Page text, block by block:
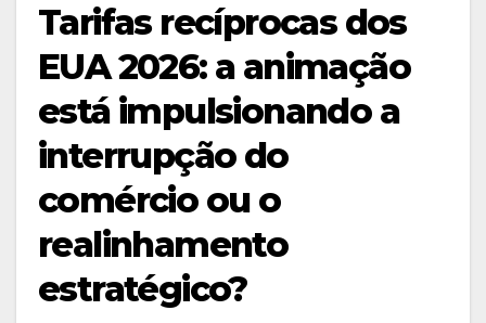
Tarifas recíprocas dos
EUA 2026: a animação
está impulsionando a
interrupção do
comércio ou o
realinhamento
estratégico?